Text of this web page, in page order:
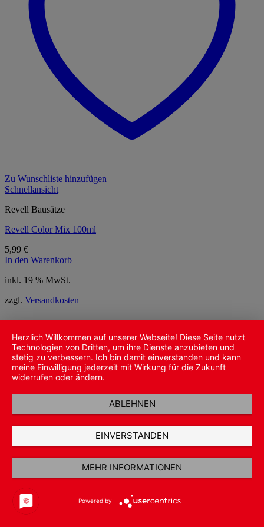
Zu Wunschliste hinzufügen
Schnellansicht
Revell Bausätze
Revell Color Mix 100ml
5,99 €
In den Warenkorb
inkl. 19 % MwSt.
zzgl. Versandkosten
Herzlich Willkommen auf unserer Webseite! Diese Seite nutzt
Technologien von Dritten, um ihre Dienste anzubieten und
stetig zu verbessern. Ich bin damit einverstanden und kann
meine Einwilligung jederzeit mit Wirkung für die Zukunft
widerrufen oder ändern.
ABLEHNEN
EINVERSTANDEN
MEHR INFORMATIONEN
Powered by